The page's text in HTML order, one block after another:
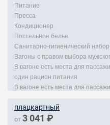
Питание
Пресса
Кондиционер
Постельное белье
Санитарно-гигиенический набор
Вагоны с правом выбора
В вагоне есть места для
один рацион питания
В вагоне есть места для
плацкартный
от 3 041 ₽